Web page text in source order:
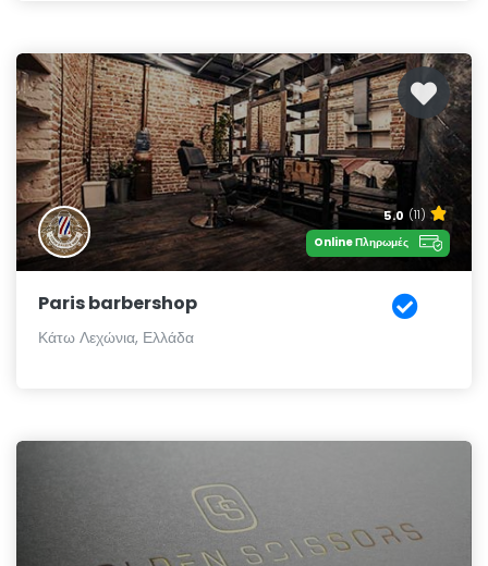
5.0 (11)
Online Πληρωμές
Paris barbershop
Κάτω Λεχώνια, Ελλάδα